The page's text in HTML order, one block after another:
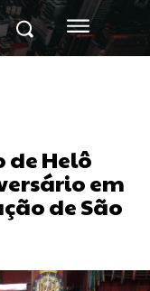
de Helô
em
de São